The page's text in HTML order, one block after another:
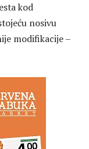
kod
nosivu
modifikacije –